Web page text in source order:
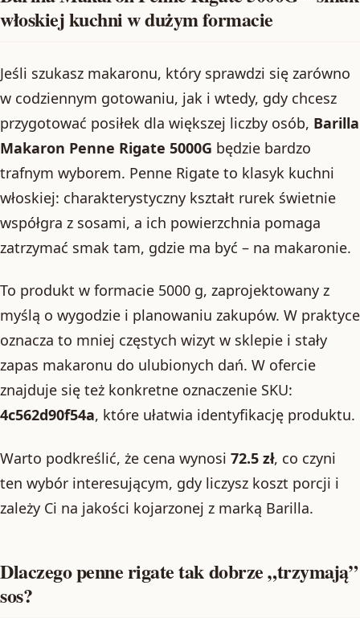
włoskiej kuchni w dużym formacie
Jeśli szukasz makaronu, który sprawdzi się zarówno
w codziennym gotowaniu, jak i wtedy, gdy chcesz
przygotować posiłek dla większej liczby osób, Barilla
Makaron Penne Rigate 5000G będzie bardzo
trafnym wyborem. Penne Rigate to klasyk kuchni
włoskiej: charakterystyczny kształt rurek świetnie
współgra z sosami, a ich powierzchnia pomaga
zatrzymać smak tam, gdzie ma być – na makaronie.
To produkt w formacie 5000 g, zaprojektowany z
myślą o wygodzie i planowaniu zakupów. W praktyce
oznacza to mniej częstych wizyt w sklepie i stały
zapas makaronu do ulubionych dań. W ofercie
znajduje się też konkretne oznaczenie SKU:
4c562d90f54a, które ułatwia identyfikację produktu.
Warto podkreślić, że cena wynosi 72.5 zł, co czyni
ten wybór interesującym, gdy liczysz koszt porcji i
zależy Ci na jakości kojarzonej z marką Barilla.
Dlaczego penne rigate tak dobrze „trzymają”
sos?